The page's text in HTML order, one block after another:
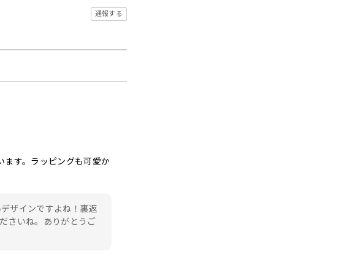
通報する
す。ラッピングも可愛か
ザインですよね！裏返
さいね。ありがとうご